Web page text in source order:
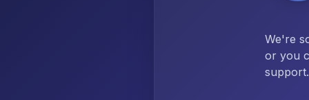
We're
or you
support.